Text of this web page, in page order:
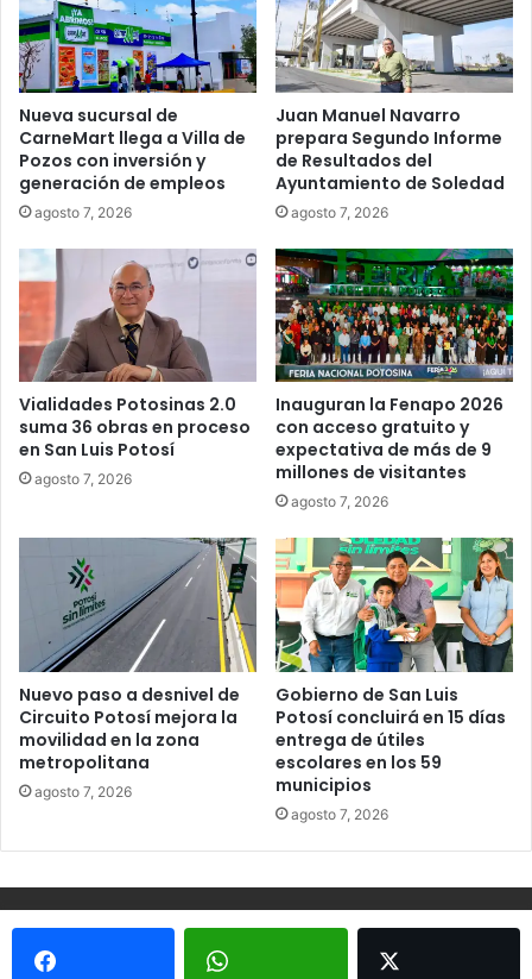
Nueva sucursal de
CarneMart llega a Villa de
Pozos con inversión y
generación de empleos
agosto 7, 2026
Juan Manuel Navarro
prepara Segundo Informe
de Resultados del
Ayuntamiento de Soledad
agosto 7, 2026
Vialidades Potosinas 2.0
suma 36 obras en proceso
en San Luis Potosí
agosto 7, 2026
Inauguran la Fenapo 2026
con acceso gratuito y
expectativa de más de 9
millones de visitantes
agosto 7, 2026
Nuevo paso a desnivel de
Circuito Potosí mejora la
movilidad en la zona
metropolitana
agosto 7, 2026
Gobierno de San Luis
Potosí concluirá en 15 días
entrega de útiles
escolares en los 59
municipios
agosto 7, 2026
© Copyright 2026, Todos los derechos reservados - Metrópoli
San Luis 2013 |